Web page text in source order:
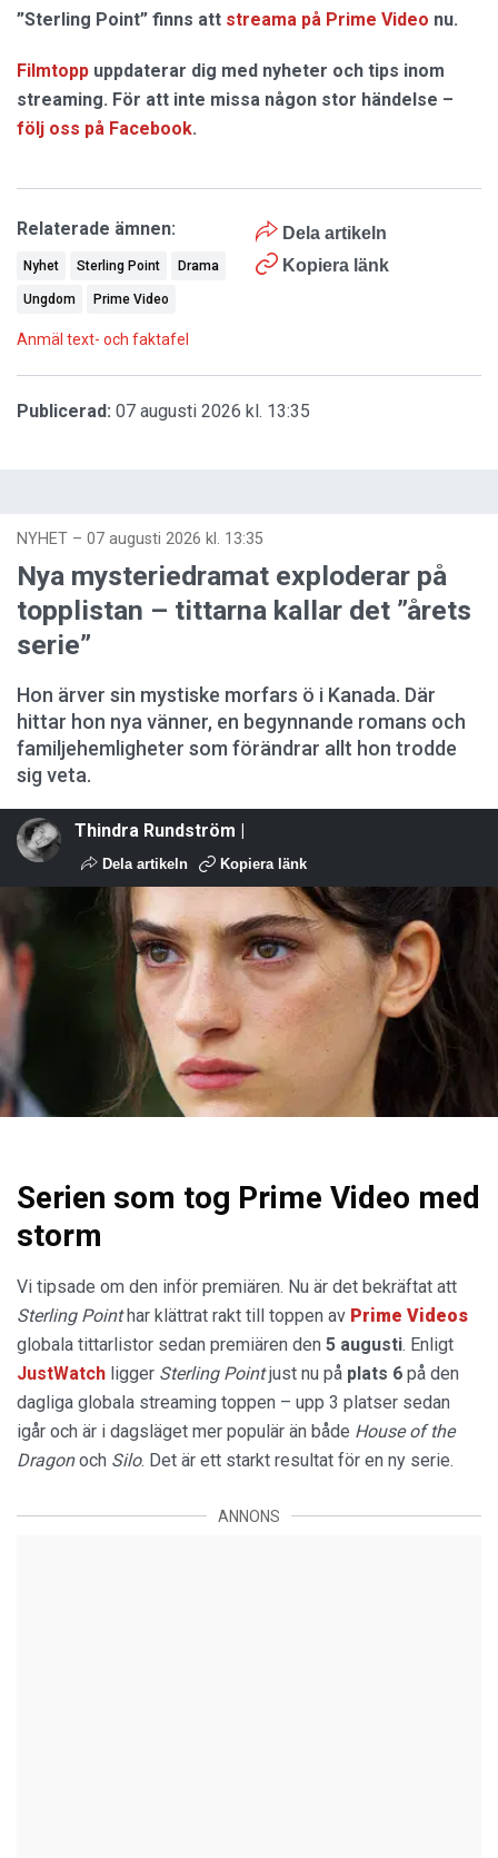
”Sterling Point” finns att streama på Prime Video nu.
Filmtopp uppdaterar dig med nyheter och tips inom
streaming. För att inte missa någon stor händelse –
följ oss på Facebook.
Dela artikeln
Kopiera länk
Relaterade ämnen:
Nyhet Sterling Point Drama
Ungdom Prime Video
Anmäl text- och faktafel
Publicerad: 07 augusti 2026 kl. 13:35
NYHET – 07 augusti 2026 kl. 13:35
Nya mysteriedramat exploderar på
topplistan – tittarna kallar det ”årets
serie”
Hon ärver sin mystiske morfars ö i Kanada. Där
hittar hon nya vänner, en begynnande romans och
familjehemligheter som förändrar allt hon trodde
sig veta.
Thindra Rundström |
Dela artikeln Kopiera länk
Serien som tog Prime Video med
storm
Vi tipsade om den inför premiären. Nu är det bekräftat att
Sterling Pointhar klättrat rakt till toppen av Prime Videos
globala tittarlistor sedan premiären den 5 augusti. Enligt
JustWatch ligger Sterling Pointjust nu på plats 6 på den
dagliga globala streaming toppen – upp 3 platser sedan
igår och är i dagsläget mer populär än både House of the
Dragonoch Silo. Det är ett starkt resultat för en ny serie.
ANNONS